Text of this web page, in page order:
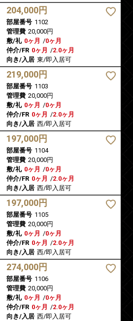
204,000円
部屋番号 1102
管理費 20,000円
敷/礼 0ヶ月 /0ヶ月
仲介/FR 0ヶ月 /2.0ヶ月
向き/入居 東/即入居可
219,000円
部屋番号 1103
管理費 20,000円
敷/礼 0ヶ月 /0ヶ月
仲介/FR 0ヶ月 /2.0ヶ月
向き/入居 西/即入居可
197,000円
部屋番号 1104
管理費 20,000円
敷/礼 0ヶ月 /0ヶ月
仲介/FR 0ヶ月 /2.0ヶ月
向き/入居 西/即入居可
197,000円
部屋番号 1105
管理費 20,000円
敷/礼 0ヶ月 /0ヶ月
仲介/FR 0ヶ月 /2.0ヶ月
向き/入居 西/即入居可
274,000円
部屋番号 1106
管理費 20,000円
敷/礼 0ヶ月 /0ヶ月
仲介/FR 0ヶ月 /2.0ヶ月
向き/入居 西/即入居可